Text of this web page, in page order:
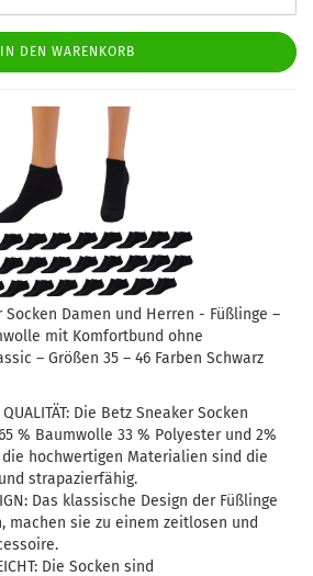
IN DEN WARENKORB
Socken Damen und Herren - Füßlinge –
mit Komfortbund ohne
– Größen 35 – 46 Farben Schwarz
QUALITÄT: Die Betz Sneaker Socken
% Baumwolle 33 % Polyester und 2%
die hochwertigen Materialien sind die
strapazierfähig.
Das klassische Design der Füßlinge
machen sie zu einem zeitlosen und
Die Socken sind